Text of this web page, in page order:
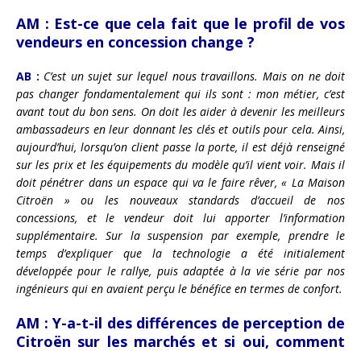
AM : Est-ce que cela fait que le profil de vos
vendeurs en concession change ?
AB : C’est un sujet sur lequel nous travaillons. Mais on ne doit
pas changer fondamentalement qui ils sont : mon métier, c’est
avant tout du bon sens. On doit les aider à devenir les meilleurs
ambassadeurs en leur donnant les clés et outils pour cela. Ainsi,
aujourd’hui, lorsqu’on client passe la porte, il est déjà renseigné
sur les prix et les équipements du modèle qu’il vient voir. Mais il
doit pénétrer dans un espace qui va le faire rêver, « La Maison
Citroën » ou les nouveaux standards d’accueil de nos
concessions, et le vendeur doit lui apporter l’information
supplémentaire. Sur la suspension par exemple, prendre le
temps d’expliquer que la technologie a été initialement
développée pour le rallye, puis adaptée à la vie série par nos
ingénieurs qui en avaient perçu le bénéfice en termes de confort.
AM : Y-a-t-il des différences de perception de
Citroën sur les marchés et si oui, comment